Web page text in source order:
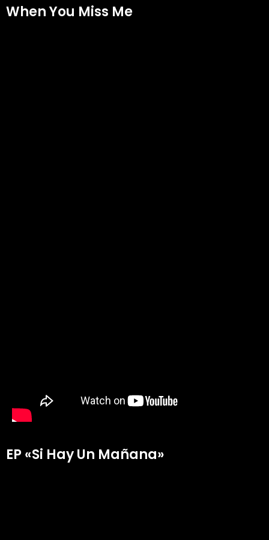
When You Miss Me
EP «Si Hay Un Mañana»